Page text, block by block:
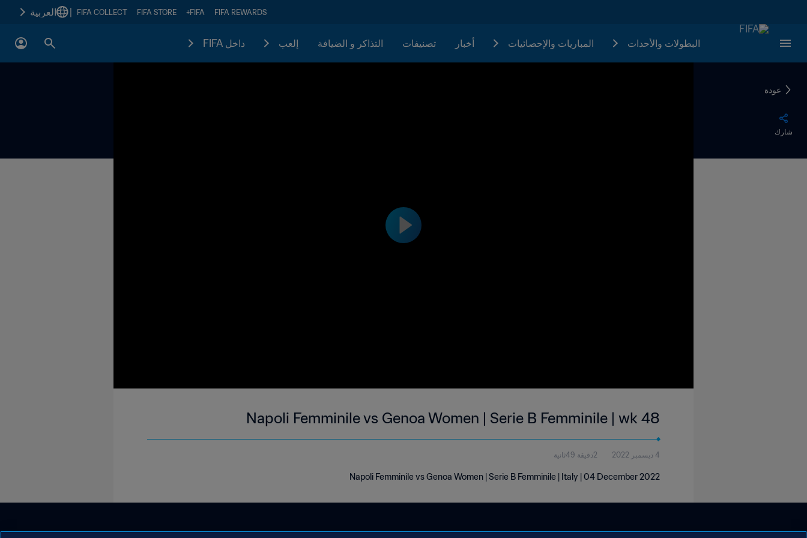
FIFA REWARDS
FIFA+
FIFA STORE
FIFA COLLECT العربية
البطولات والأحدات المباريات والإحصائيات أخبار تصنيفات التذاكر و الضيافة إلعب داخل FIFA
عودة
شارك
Napoli Femminile vs Genoa Women | Serie B Femminile | wk 48
4 ديسمبر 2022 2دقيقة 49ثانية
Napoli Femminile vs Genoa Women | Serie B Femminile | Italy | 04 December 2022